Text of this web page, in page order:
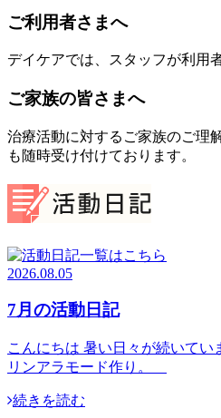
ご利用者さまへ
デイケアでは、スタッフが利用
ご家族の皆さまへ
治療活動に対するご家族のご理
も随時受け付けております。
2026.08.05
7月の活動日記
こんにちは 暑い日々が続いて
リンアラモード作り。
続きを読む